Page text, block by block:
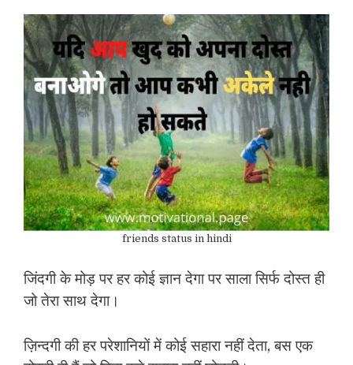
friends status in hindi
जिंदगी के मोड़ पर हर कोई ज्ञान देगा पर साला सिर्फ दोस्त ही
जो तेरा साथ देगा।
ज़िन्दगी की हर परेशानियों में कोई सहारा नहीं देता, बस एक